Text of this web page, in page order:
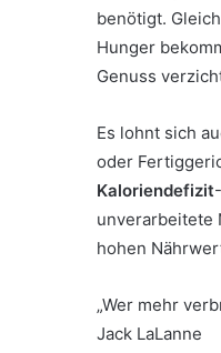
benötigt.
Hunger
Genuss
Es lohnt sich
oder
Kaloriendefizit
unverarbeitete
hohen
„Wer mehr
Jack LaLanne